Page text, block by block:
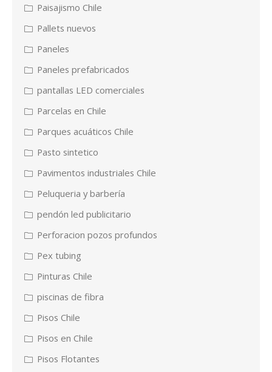
Paisajismo Chile
Pallets nuevos
Paneles
Paneles prefabricados
pantallas LED comerciales
Parcelas en Chile
Parques acuáticos Chile
Pasto sintetico
Pavimentos industriales Chile
Peluqueria y barbería
pendón led publicitario
Perforacion pozos profundos
Pex tubing
Pinturas Chile
piscinas de fibra
Pisos Chile
Pisos en Chile
Pisos Flotantes